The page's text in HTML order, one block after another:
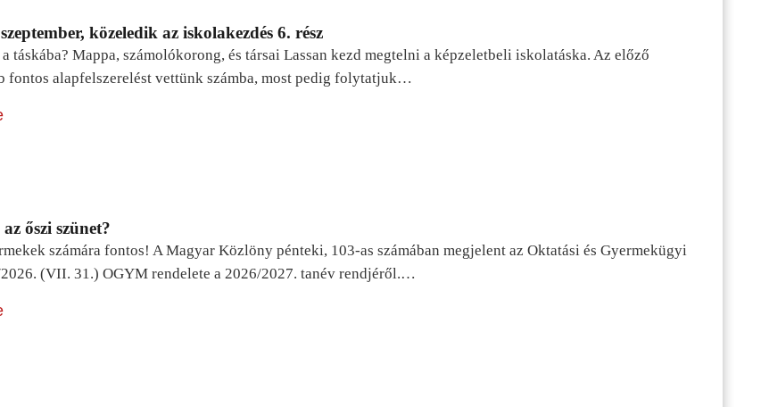
közeledik az iskolakezdés 6. rész
táskába? Mappa, számolókorong, és társai Lassan kezd megtelni a képzeletbeli iskolatáska. Az előző
fontos alapfelszerelést vettünk számba, most pedig folytatjuk…
őszi szünet?
számára fontos! A Magyar Közlöny pénteki, 103-as számában megjelent az Oktatási és Gyermekügyi
(VII. 31.) OGYM rendelete a 2026/2027. tanév rendjéről.…